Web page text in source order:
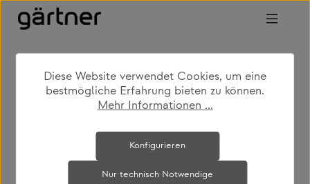
Zum Hauptinhalt springen
shop produkte
büro & arbeiten
Bildergalerie überspringen
Diese Website verwendet Cookies, um eine
bestmögliche Erfahrung bieten zu können.
Mehr Informationen ...
Nur technisch Notwendige
Konfigurieren